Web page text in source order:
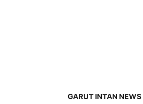
GARUT INTAN NEWS